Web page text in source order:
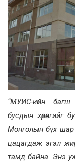
“МУИС-ийн багш
бусдын хөрөнгийг
Монголын бүх шар
цацагдаж эгэл
тамд байна. Энэ